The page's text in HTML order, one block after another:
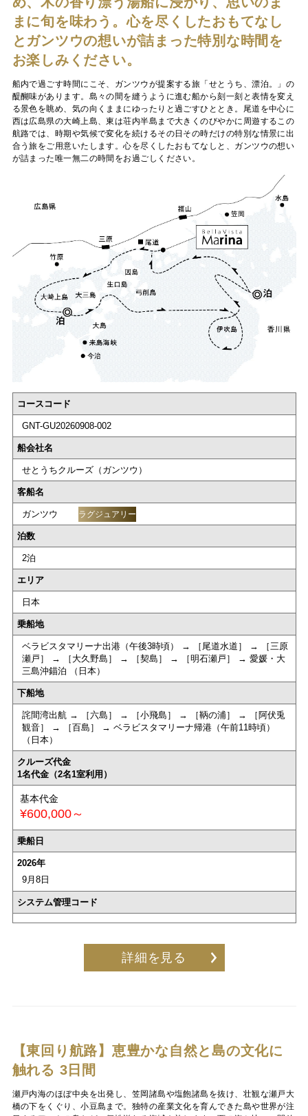
まに旬を味わう。心を尽くしたおもてなし
とガンツウの想いが詰まった特別な時間を
お楽しみください。
船内で過ごす時間にこそ、ガンツウが提案する旅「せとうち、漂泊。」の
醍醐味があります。島々の間を縫うように進む船から刻一刻と表情を変え
る景色を眺め、気の向くままにゆったりと過ごすひととき。尾道を中心に
西は広島県の大崎上島、東は荘内半島まで大きくのびやかに周遊するこの
航路では、時期や気候で変化を続けるその日その時だけの特別な情景に出
合う旅をご用意いたします。心を尽くしたおもてなしと、ガンツウの想い
が詰まった唯一無二の時間をお過ごしください。
コースコード
GNT-GU20260908-002
船会社名
せとうちクルーズ（ガンツウ）
客船名
ガンツウ ラグジュアリー
泊数
2泊
エリア
日本
乗船地
ベラビスタマリーナ出港（午後3時頃） → ［尾道水道］ → ［三原
瀬戸］ → ［大久野島］ → ［契島］ → ［明石瀬戸］ → 愛媛・大
三島沖錨泊 （日本）
下船地
詫間湾出航 → ［六島］ → ［小飛島］ → ［鞆の浦］ → ［阿伏兎
観音］ → ［百島］ → ベラビスタマリーナ帰港（午前11時頃）
（日本）
クルーズ代金
1名代金（2名1室利用）
基本代金
¥600,000～
乗船日
2026年
9月8日
システム管理コード
詳細を見る
【東回り航路】恵豊かな自然と島の文化に
触れる 3日間
瀬戸内海のほぼ中央を出発し、笠岡諸島や塩飽諸島を抜け、壮観な瀬戸大
橋の下をくぐり、小豆島まで。独特の産業文化を育んできた島や世界が注